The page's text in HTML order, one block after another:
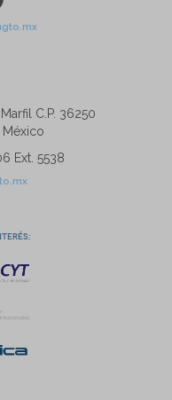
C.P. 36250
México
Ext. 5538